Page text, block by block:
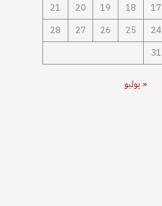
17
18
19
20
21
24
25
26
27
28
31
« يوليو